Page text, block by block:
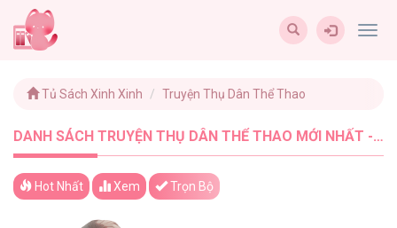
Tủ Sách Xinh Xinh Truyện Thụ Dân Thể Thao
DANH SÁCH TRUYỆN THỤ DÂN THỂ THAO MỚI NHẤT - TUSACHXINHXINH (1)
Hot Nhất Xem Trọn Bộ